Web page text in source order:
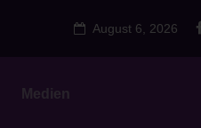
August 6, 2026
Medien